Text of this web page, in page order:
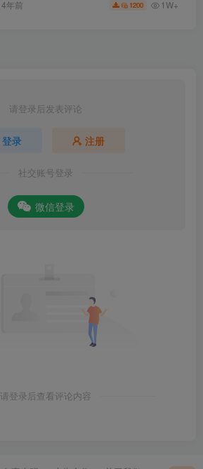
4年前 1200 1W+
请登录后发表评论
登录 注册
社交账号登录
微信登录
请登录后查看评论内容